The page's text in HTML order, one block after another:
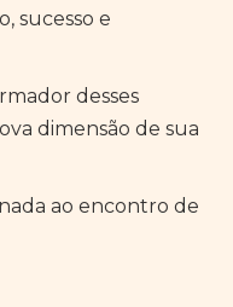
sucesso e
desses
dimensão de sua
ao encontro de